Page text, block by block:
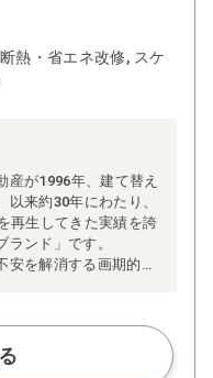
熱・省エネ改修, スケ
産が1996年、建て替え
来約30年にわたり、
再生してきた実績を誇
ンド」です。
を解消する画期的な
アによる「一貫担当
施工管理者が現場を統